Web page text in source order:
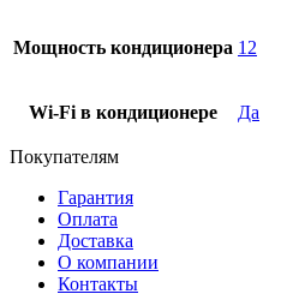
Мощность кондиционера 12
Wi-Fi в кондиционере Да
Покупателям
Гарантия
Оплата
Доставка
О компании
Контакты